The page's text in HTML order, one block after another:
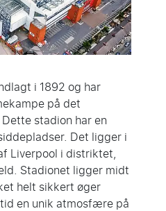
i 1892 og har
på det
stadion har en
Det ligger i
Liverpool i distriktet,
Stadionet ligger midt
helt sikkert øger
en unik atmosfære på